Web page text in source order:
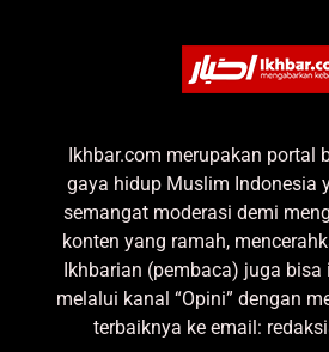
Ikhbar.com merupakan portal
gaya hidup Muslim Indonesia
semangat moderasi demi
konten yang ramah,
Ikhbarian (pembaca) juga
melalui kanal “Opini” dengan
terbaiknya ke email: